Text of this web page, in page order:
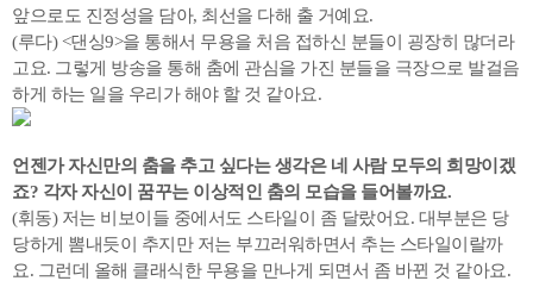
앞으로도 진정성을 담아, 최선을 다해 출 거예요.
(루다) <댄싱9>을 통해서 무용을 처음 접하신 분들이 굉장히 많더라
고요. 그렇게 방송을 통해 춤에 관심을 가진 분들을 극장으로 발걸음
하게 하는 일을 우리가 해야 할 것 같아요.
언젠가 자신만의 춤을 추고 싶다는 생각은 네 사람 모두의 희망이겠
죠? 각자 자신이 꿈꾸는 이상적인 춤의 모습을 들어볼까요.
(휘동) 저는 비보이들 중에서도 스타일이 좀 달랐어요. 대부분은 당
당하게 뽐내듯이 추지만 저는 부끄러워하면서 추는 스타일이랄까
요. 그런데 올해 클래식한 무용을 만나게 되면서 좀 바뀐 것 같아요.